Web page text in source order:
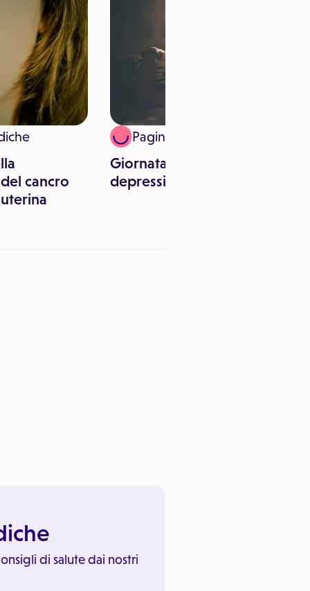
cancro
Paginemediche
Giornata Europea sulla
depressione
di salute dai nostri